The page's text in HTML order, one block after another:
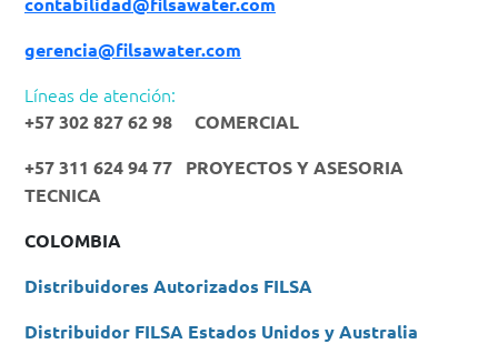
gerencia@filsawater.com
Líneas de atención:
+57 302 827 62 98 COMERCIAL
+57 311 624 94 77 PROYECTOS Y ASESORIA
TECNICA
COLOMBIA
Distribuidores Autorizados FILSA
Distribuidor FILSA Estados Unidos y Australia